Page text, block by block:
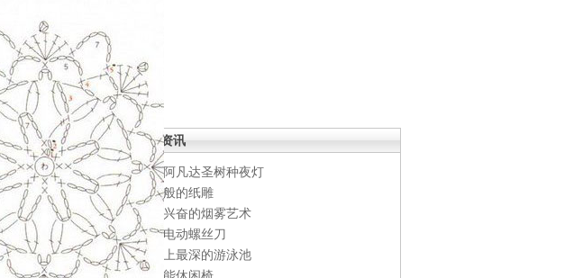
锘�
最新资讯
声控阿凡达圣树种夜灯
童话般的纸雕
令人兴奋的烟雾艺术
手枪电动螺丝刀
世界上最深的游泳池